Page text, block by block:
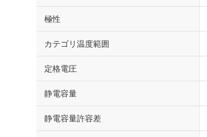
極性
カテゴリ温度範囲
定格電圧
静電容量
静電容量許容差